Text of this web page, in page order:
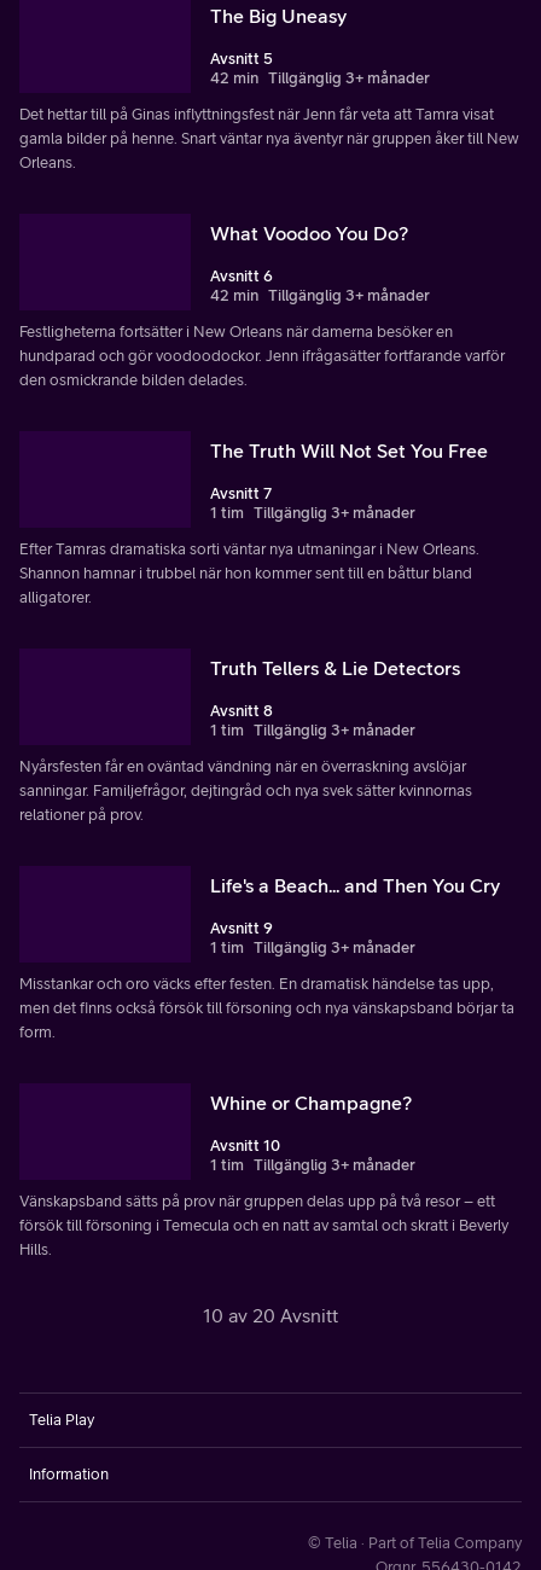
The Big Uneasy
Avsnitt 5
42 min Tillgänglig 3+ månader
Det hettar till på Ginas inflyttningsfest när Jenn får veta att Tamra visat
gamla bilder på henne. Snart väntar nya äventyr när gruppen åker till New
Orleans.
What Voodoo You Do?
Avsnitt 6
42 min Tillgänglig 3+ månader
Festligheterna fortsätter i New Orleans när damerna besöker en
hundparad och gör voodoodockor. Jenn ifrågasätter fortfarande varför
den osmickrande bilden delades.
The Truth Will Not Set You Free
Avsnitt 7
1 tim Tillgänglig 3+ månader
Efter Tamras dramatiska sorti väntar nya utmaningar i New Orleans.
Shannon hamnar i trubbel när hon kommer sent till en båttur bland
alligatorer.
Truth Tellers & Lie Detectors
Avsnitt 8
1 tim Tillgänglig 3+ månader
Nyårsfesten får en oväntad vändning när en överraskning avslöjar
sanningar. Familjefrågor, dejtingråd och nya svek sätter kvinnornas
relationer på prov.
Life's a Beach... and Then You Cry
Avsnitt 9
1 tim Tillgänglig 3+ månader
Misstankar och oro väcks efter festen. En dramatisk händelse tas upp,
men det finns också försök till försoning och nya vänskapsband börjar ta
form.
Whine or Champagne?
Avsnitt 10
1 tim Tillgänglig 3+ månader
Vänskapsband sätts på prov när gruppen delas upp på två resor – ett
försök till försoning i Temecula och en natt av samtal och skratt i Beverly
Hills.
10 av 20 Avsnitt
Telia Play
Information
© Telia · Part of Telia Company